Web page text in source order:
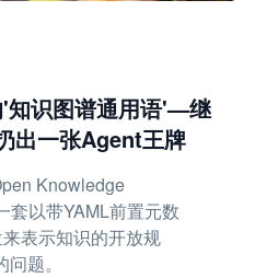
识图谱通用语'—继
出一张Agent王牌
Knowledge
套以带YAML前置元数
表示知识的开放规
题。